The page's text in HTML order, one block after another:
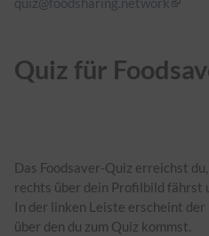
Quiz für
Das Foodsaver-Quiz erreichst
rechts über dein Profilbild fährst
In der linken Leiste erscheint
über den du zum Quiz kommst.